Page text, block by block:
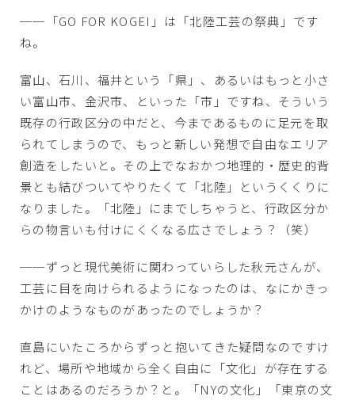
──「GO FOR KOGEI」は「北陸工芸の祭典」です
ね。
富山、石川、福井という「県」、あるいはもっと小さ
い富山市、金沢市、といった「市」ですね、そういう
既存の行政区分の中だと、今まであるものに足元を取
られてしまうので、もっと新しい発想で自由なエリア
創造をしたいと。その上でなおかつ地理的・歴史的背
景とも結びついてやりたくて「北陸」というくくりに
なりました。「北陸」にまでしちゃうと、行政区分か
らの物言いも付けにくくなる広さでしょう？（笑）
──ずっと現代美術に関わっていらした秋元さんが、
工芸に目を向けられるようになったのは、なにかきっ
かけのようなものがあったのでしょうか？
直島にいたころからずっと抱いてきた疑問なのですけ
れど、場所や地域から全く自由に「文化」が存在する
ことはあるのだろうか？と。「NYの文化」「東京の文